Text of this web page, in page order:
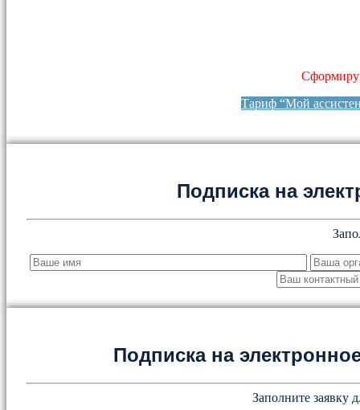
Тариф “Мой
Подписка на
Подписка на
Заполните заявку